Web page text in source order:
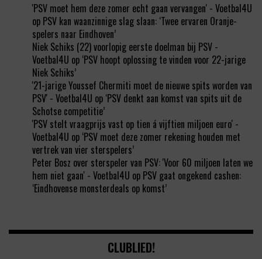
'PSV moet hem deze zomer echt gaan vervangen' - Voetbal4U
op PSV kan waanzinnige slag slaan: ‘Twee ervaren Oranje-
spelers naar Eindhoven’
Niek Schiks (22) voorlopig eerste doelman bij PSV -
Voetbal4U op ‘PSV hoopt oplossing te vinden voor 22-jarige
Niek Schiks’
'21-jarige Youssef Chermiti moet de nieuwe spits worden van
PSV' - Voetbal4U op ‘PSV denkt aan komst van spits uit de
Schotse competitie’
'PSV stelt vraagprijs vast op tien á vijftien miljoen euro' -
Voetbal4U op ‘PSV moet deze zomer rekening houden met
vertrek van vier sterspelers’
Peter Bosz over sterspeler van PSV: 'Voor 60 miljoen laten we
hem niet gaan' - Voetbal4U op PSV gaat ongekend cashen:
‘Eindhovense monsterdeals op komst’
CLUBLIED!